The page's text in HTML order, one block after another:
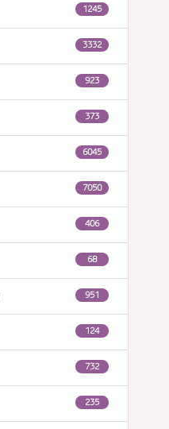
1245
3332
923
373
6045
7050
406
68
951
124
732
235